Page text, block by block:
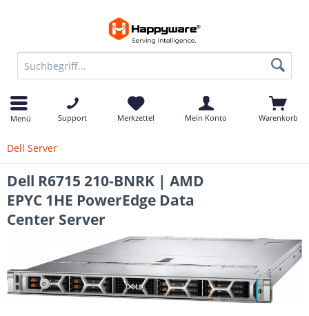
Menü Support Merkzettel Mein Konto Warenkorb
Dell Server
Dell R6715 210-BNRK | AMD
EPYC 1HE PowerEdge Data
Center Server